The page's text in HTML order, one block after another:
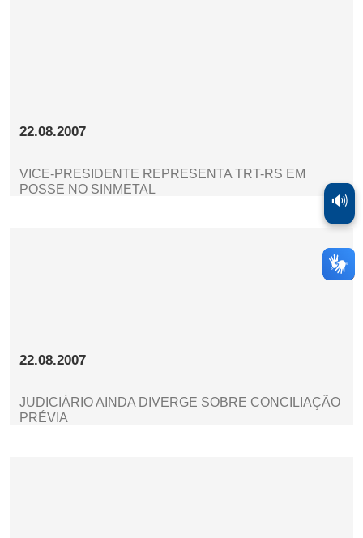
22.08.2007
VICE-PRESIDENTE REPRESENTA TRT-RS EM
POSSE NO SINMETAL
22.08.2007
JUDICIÁRIO AINDA DIVERGE SOBRE CONCILIAÇÃO
PRÉVIA
🔊